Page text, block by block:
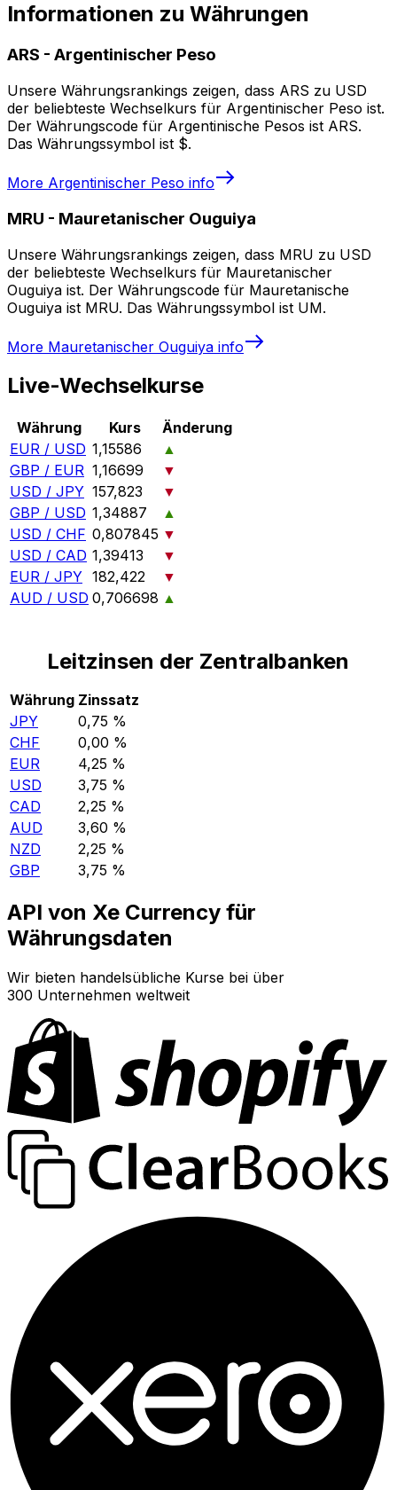
Informationen zu Währungen
ARS - Argentinischer Peso
Unsere Währungsrankings zeigen, dass ARS zu USD
der beliebteste Wechselkurs für Argentinischer Peso ist.
Der Währungscode für Argentinische Pesos ist ARS.
Das Währungssymbol ist $.
More Argentinischer Peso info
MRU - Mauretanischer Ouguiya
Unsere Währungsrankings zeigen, dass MRU zu USD
der beliebteste Wechselkurs für Mauretanischer
Ouguiya ist. Der Währungscode für Mauretanische
Ouguiya ist MRU. Das Währungssymbol ist UM.
More Mauretanischer Ouguiya info
Live-Wechselkurse
Währung Kurs
Änderung
EUR / USD 1,15586
▲
GBP / EUR 1,16699
▼
USD / JPY 157,823
▼
GBP / USD 1,34887
▲
USD / CHF 0,807845 ▼
USD / CAD 1,39413
▼
EUR / JPY 182,422
▼
AUD / USD 0,706698 ▲
Leitzinsen der Zentralbanken
Währung Zinssatz
JPY
0,75 %
CHF
0,00 %
EUR
4,25 %
USD
3,75 %
CAD
2,25 %
AUD
3,60 %
NZD
2,25 %
GBP
3,75 %
API von Xe Currency für
Währungsdaten
Wir bieten handelsübliche Kurse bei über
300 Unternehmen weltweit